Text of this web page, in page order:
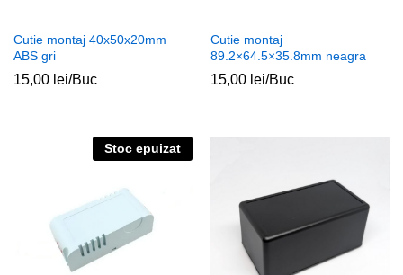
Cutie montaj 40x50x20mm
ABS gri
15,00 lei/Buc
Cutie montaj
89.2×64.5×35.8mm neagra
15,00 lei/Buc
Stoc epuizat